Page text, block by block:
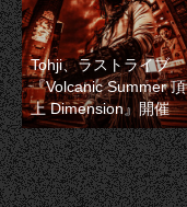
Tohji、ラストライブ
『Volcanic Summer 頂
上 Dimension』開催